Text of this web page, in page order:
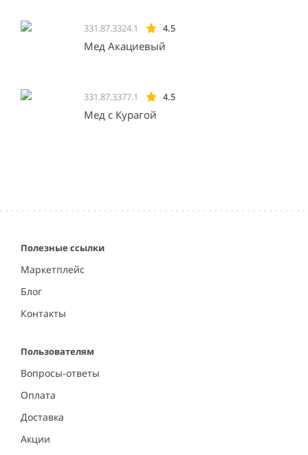
331.87.3324.1 4.5
Мед Акациевый
331.87.3377.1 4.5
Мед с Курагой
Полезные ссылки
Маркетплейс
Блог
Контакты
Пользователям
Вопросы-ответы
Оплата
Доставка
Акции